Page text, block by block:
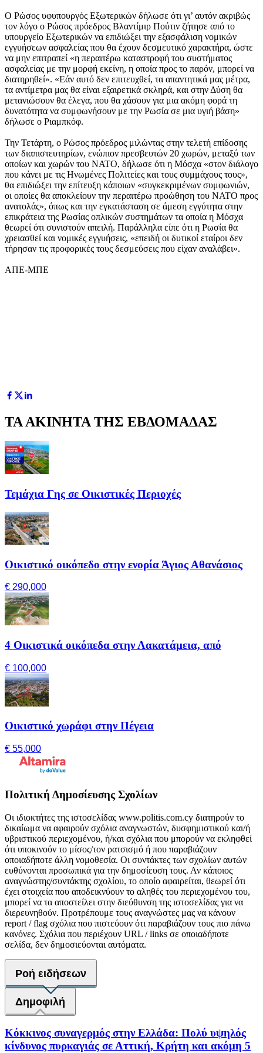
Ο Ρώσος υφυπουργός Εξωτερικών δήλωσε ότι γι’ αυτόν ακριβώς
τον λόγο ο Ρώσος πρόεδρος Βλαντίμιρ Πούτιν ζήτησε από το
υπουργείο Εξωτερικών να επιδιώξει την εξασφάλιση νομικών
εγγυήσεων ασφαλείας που θα έχουν δεσμευτικό χαρακτήρα, ώστε
να μην επιτραπεί «η περαιτέρω καταστροφή του συστήματος
ασφαλείας με την μορφή εκείνη, η οποία προς το παρόν, μπορεί να
διατηρηθεί». «Εάν αυτό δεν επιτευχθεί, τα απαντητικά μας μέτρα,
τα αντίμετρα μας θα είναι εξαιρετικά σκληρά, και στην Δύση θα
μετανιώσουν θα έλεγα, που θα χάσουν για μια ακόμη φορά τη
δυνατότητα να συμφωνήσουν με την Ρωσία σε μια υγιή βάση»
δήλωσε ο Ριαμπκόφ.
Την Τετάρτη, ο Ρώσος πρόεδρος μιλώντας στην τελετή επίδοσης
των διαπιστευτηρίων, ενώπιον πρεσβευτών 20 χωρών, μεταξύ των
οποίων και χωρών του ΝΑΤΟ, δήλωσε ότι η Μόσχα «στον διάλογο
που κάνει με τις Ηνωμένες Πολιτείες και τους συμμάχους τους»,
θα επιδιώξει την επίτευξη κάποιων «συγκεκριμένων συμφωνιών,
οι οποίες θα αποκλείουν την περαιτέρω προώθηση του ΝΑΤΟ προς
ανατολάς», όπως και την εγκατάσταση σε άμεση εγγύτητα στην
επικράτεια της Ρωσίας οπλικών συστημάτων τα οποία η Μόσχα
θεωρεί ότι συνιστούν απειλή. Παράλληλα είπε ότι η Ρωσία θα
χρειασθεί και νομικές εγγυήσεις, «επειδή οι δυτικοί εταίροι δεν
τήρησαν τις προφορικές τους δεσμεύσεις που είχαν αναλάβει».
ΑΠΕ-ΜΠΕ
ΤΑ ΑΚΙΝΗΤΑ ΤΗΣ ΕΒΔΟΜΑΔΑΣ
Τεμάχια Γης σε Οικιστικές Περιοχές
Οικιστικό οικόπεδο στην ενορία Άγιος Αθανάσιος
€ 290,000
4 Οικιστικά οικόπεδα στην Λακατάμεια, από
€ 100,000
Οικιστικό χωράφι στην Πέγεια
€ 55,000
Πολιτική Δημοσίευσης Σχολίων
Οι ιδιοκτήτες της ιστοσελίδας www.politis.com.cy διατηρούν το
δικαίωμα να αφαιρούν σχόλια αναγνωστών, δυσφημιστικού και/ή
υβριστικού περιεχομένου, ή/και σχόλια που μπορούν να εκληφθεί
ότι υποκινούν το μίσος/τον ρατσισμό ή που παραβιάζουν
οποιαδήποτε άλλη νομοθεσία. Οι συντάκτες των σχολίων αυτών
ευθύνονται προσωπικά για την δημοσίευση τους. Αν κάποιος
αναγνώστης/συντάκτης σχολίου, το οποίο αφαιρείται, θεωρεί ότι
έχει στοιχεία που αποδεικνύουν το αληθές του περιεχομένου του,
μπορεί να τα αποστείλει στην διεύθυνση της ιστοσελίδας για να
διερευνηθούν. Προτρέπουμε τους αναγνώστες μας να κάνουν
report / flag σχόλια που πιστεύουν ότι παραβιάζουν τους πιο πάνω
κανόνες. Σχόλια που περιέχουν URL / links σε οποιαδήποτε
σελίδα, δεν δημοσιεύονται αυτόματα.
Ροή ειδήσεων
Δημοφιλή
Κόκκινος συναγερμός στην Ελλάδα: Πολύ υψηλός
κίνδυνος πυρκαγιάς σε Αττική, Κρήτη και ακόμη 5